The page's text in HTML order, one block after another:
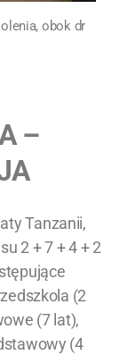
obok dr
–
Tanzanii,
2 + 7 + 4 + 2
(2
(7 lat),
(4